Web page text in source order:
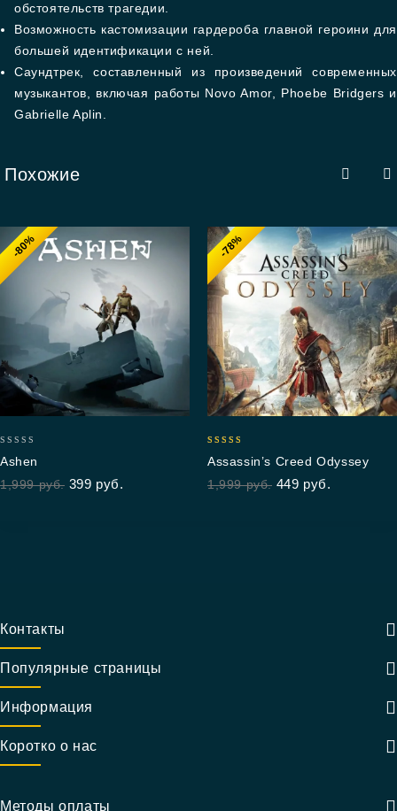
обстоятельств трагедии.
Возможность кастомизации гардероба главной героини для
большей идентификации с ней.
Саундтрек, составленный из произведений современных
музыкантов, включая работы Novo Amor, Phoebe Bridgers и
Gabrielle Aplin.
Похожие
-80%
out
of
Ashen
1,999руб. 399 руб.
-78%
out of 5
Assassin’s Creed Odyssey
1,999руб. 449 руб.
Контакты
Популярные страницы
Информация
Коротко о нас
Методы оплаты